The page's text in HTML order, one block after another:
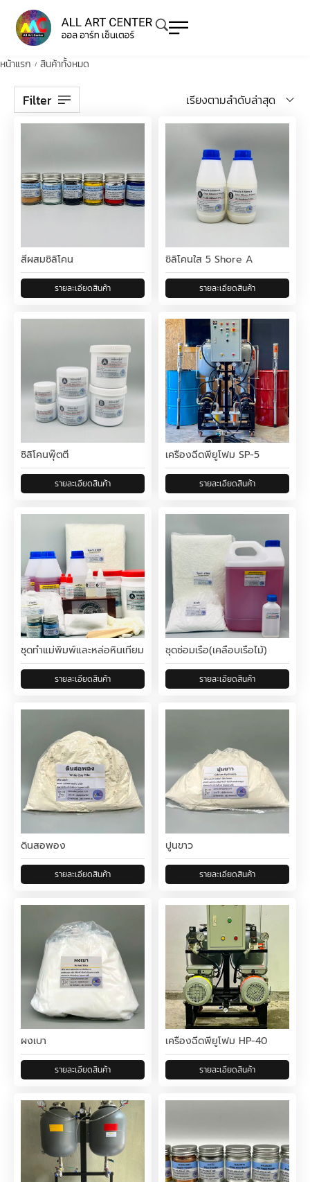
หน้าแรก / สินค้าทั้งหมด
Filter เรียงตามลำดับล่าสุด
สีผสมซิลิโคน ซิลิโคนใส 5 Shore A
ซิลิโคนพุ๊ตตี้ เครื่องฉีดพียูโฟม SP-5
ชุดทำแม่พิมพ์และหล่อหินเทียม ชุดซ่อมเรือ(เคลือบเรือไม้)
ดินสอพอง ปูนขาว
ผงเบา เครื่องฉีดพียูโฟม HP-40